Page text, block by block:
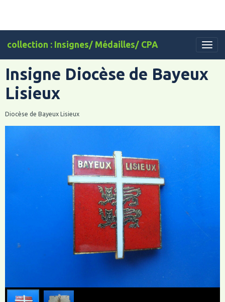
collection : Insignes/ Médailles/ CPA
Insigne Diocèse de Bayeux
Lisieux
Diocèse de Bayeux Lisieux